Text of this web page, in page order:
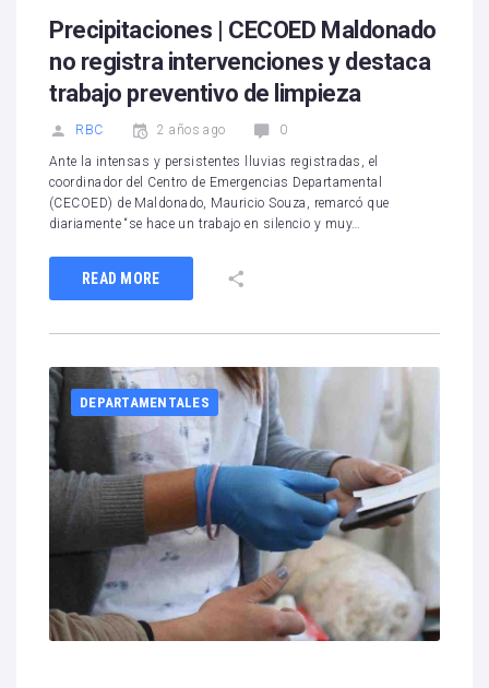
Precipitaciones | CECOED Maldonado
no registra intervenciones y destaca
trabajo preventivo de limpieza
RBC 2 años ago 0
Ante la intensas y persistentes lluvias registradas, el
coordinador del Centro de Emergencias Departamental
(CECOED) de Maldonado, Mauricio Souza, remarcó que
diariamente “se hace un trabajo en silencio y muy…
READ MORE
DEPARTAMENTALES